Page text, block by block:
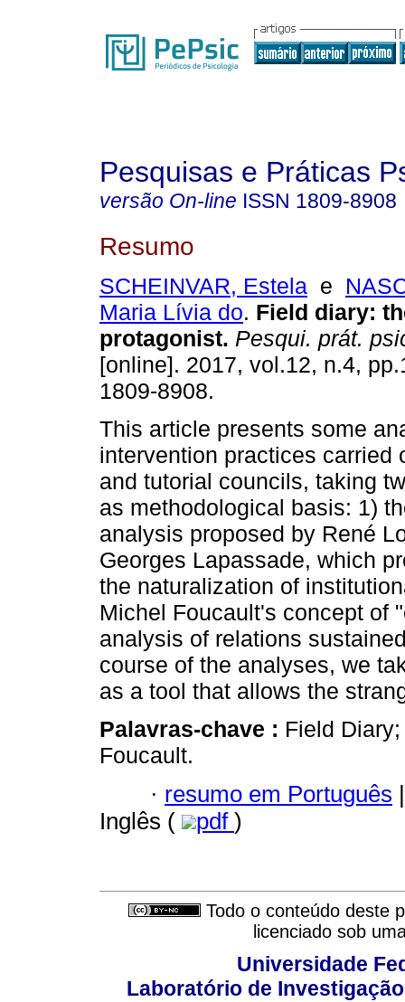
Pesquisas e Práticas
versão On-line ISSN 1809-8908
Resumo
SCHEINVAR, Estela e
Maria Lívia do. Field diary:
protagonist. Pesqui. prát.
[online]. 2017, vol.12, n.4,
1809-8908.
This article presents some
intervention practices carried
and tutorial councils, taking
as methodological basis: 1)
analysis proposed by René
Georges Lapassade, which
the naturalization of
Michel Foucault's concept of
analysis of relations
course of the analyses, we
as a tool that allows the
Palavras-chave : Field
Foucault.
· resumo em Português |
Inglês (
pdf )
Todo o conteúdo deste
licenciado sob
Universidade
Laboratório de